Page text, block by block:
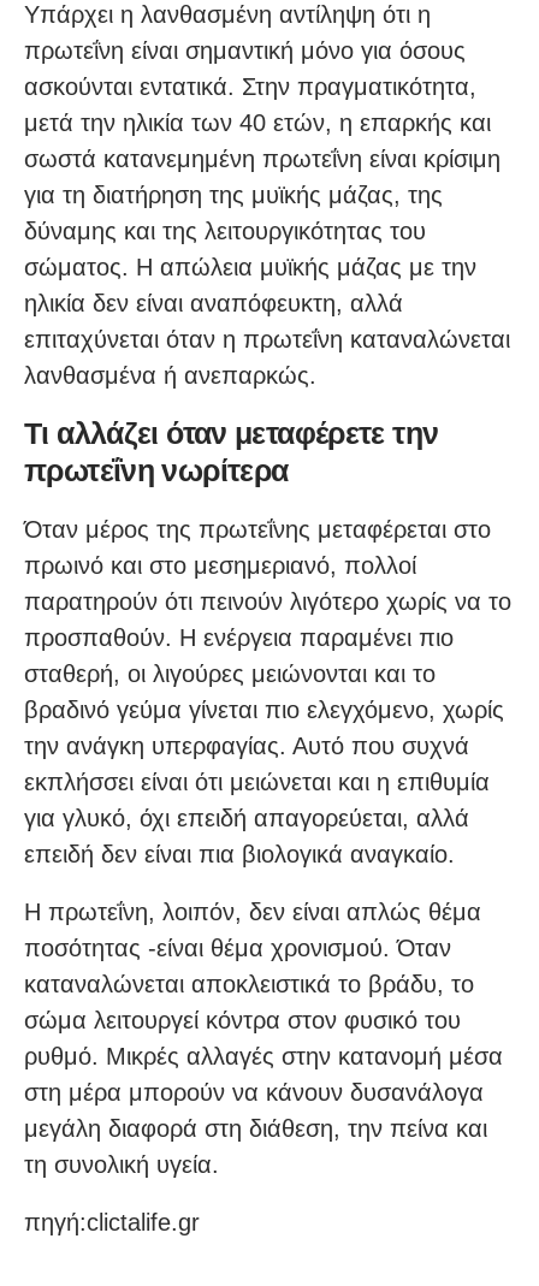
Υπάρχει η λανθασμένη αντίληψη ότι η
πρωτεΐνη είναι σημαντική μόνο για όσους
ασκούνται εντατικά. Στην πραγματικότητα,
μετά την ηλικία των 40 ετών, η επαρκής και
σωστά κατανεμημένη πρωτεΐνη είναι κρίσιμη
για τη διατήρηση της μυϊκής μάζας, της
δύναμης και της λειτουργικότητας του
σώματος. Η απώλεια μυϊκής μάζας με την
ηλικία δεν είναι αναπόφευκτη, αλλά
επιταχύνεται όταν η πρωτεΐνη καταναλώνεται
λανθασμένα ή ανεπαρκώς.
Τι αλλάζει όταν μεταφέρετε την
πρωτεΐνη νωρίτερα
Όταν μέρος της πρωτεΐνης μεταφέρεται στο
πρωινό και στο μεσημεριανό, πολλοί
παρατηρούν ότι πεινούν λιγότερο χωρίς να το
προσπαθούν. Η ενέργεια παραμένει πιο
σταθερή, οι λιγούρες μειώνονται και το
βραδινό γεύμα γίνεται πιο ελεγχόμενο, χωρίς
την ανάγκη υπερφαγίας. Αυτό που συχνά
εκπλήσσει είναι ότι μειώνεται και η επιθυμία
για γλυκό, όχι επειδή απαγορεύεται, αλλά
επειδή δεν είναι πια βιολογικά αναγκαίο.
Η πρωτεΐνη, λοιπόν, δεν είναι απλώς θέμα
ποσότητας -είναι θέμα χρονισμού. Όταν
καταναλώνεται αποκλειστικά το βράδυ, το
σώμα λειτουργεί κόντρα στον φυσικό του
ρυθμό. Μικρές αλλαγές στην κατανομή μέσα
στη μέρα μπορούν να κάνουν δυσανάλογα
μεγάλη διαφορά στη διάθεση, την πείνα και
τη συνολική υγεία.
πηγή:clictalife.gr